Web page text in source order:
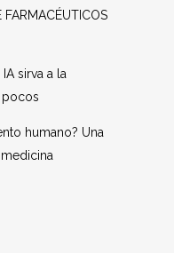
FARMACÉUTICOS
sirva a la
pocos
humano? Una